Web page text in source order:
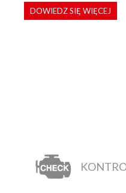
DOWIEDZ SIĘ WIĘCEJ